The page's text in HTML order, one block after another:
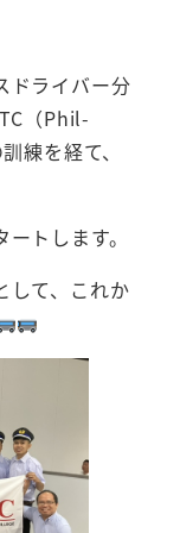
ドライバー分
（Phil-
を経て、
トします。
して、これか